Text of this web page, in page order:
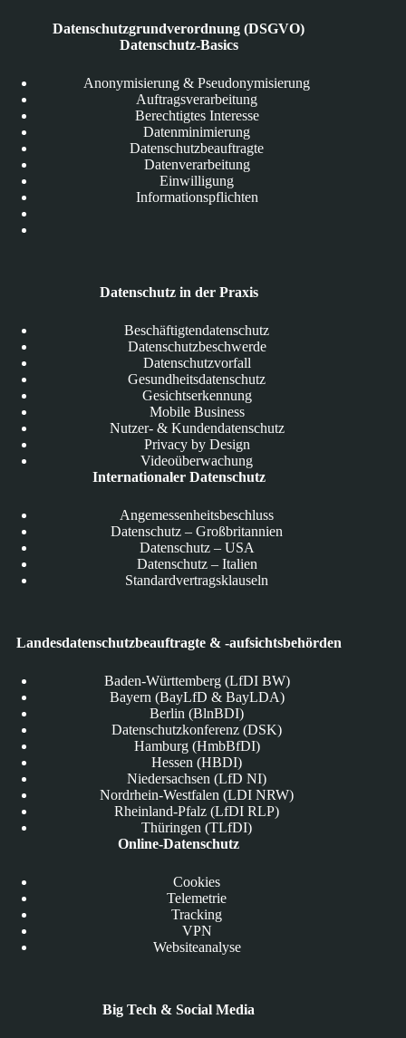
Datenschutzgrundverordnung (DSGVO)
Datenschutz-Basics
Anonymisierung & Pseudonymisierung
Auftragsverarbeitung
Berechtigtes Interesse
Datenminimierung
Datenschutzbeauftragte
Datenverarbeitung
Einwilligung
Informationspflichten
Datenschutz in der Praxis
Beschäftigtendatenschutz
Datenschutzbeschwerde
Datenschutzvorfall
Gesundheitsdatenschutz
Gesichtserkennung
Mobile Business
Nutzer- & Kundendatenschutz
Privacy by Design
Videoüberwachung
Internationaler Datenschutz
Angemessenheitsbeschluss
Datenschutz – Großbritannien
Datenschutz – USA
Datenschutz – Italien
Standardvertragsklauseln
Landesdatenschutzbeauftragte & -aufsichtsbehörden
Baden-Württemberg (LfDI BW)
Bayern (BayLfD & BayLDA)
Berlin (BlnBDI)
Datenschutzkonferenz (DSK)
Hamburg (HmbBfDI)
Hessen (HBDI)
Niedersachsen (LfD NI)
Nordrhein-Westfalen (LDI NRW)
Rheinland-Pfalz (LfDI RLP)
Thüringen (TLfDI)
Online-Datenschutz
Cookies
Telemetrie
Tracking
VPN
Websiteanalyse
Big Tech & Social Media